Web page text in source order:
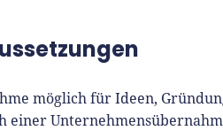
möglich für Ideen,
einer